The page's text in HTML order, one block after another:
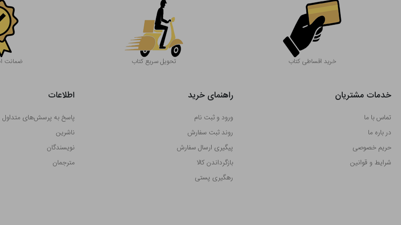
خرید اقساطی کتاب تحویل سریع کتاب ضمانت
خدمات مشتریان
تماس با ما
در باره ما
حریم خصوصی
شرایط و قوانین
راهنمای خرید
ورود و ثبت نام
روند ثبت سفارش
پیگیری ارسال سفارش
بازگرداندن کالا
رهگیری پستی
اطلاعات
پاسخ به پرسش‌های متداول
ناشرین
نویسندگان
مترجمان